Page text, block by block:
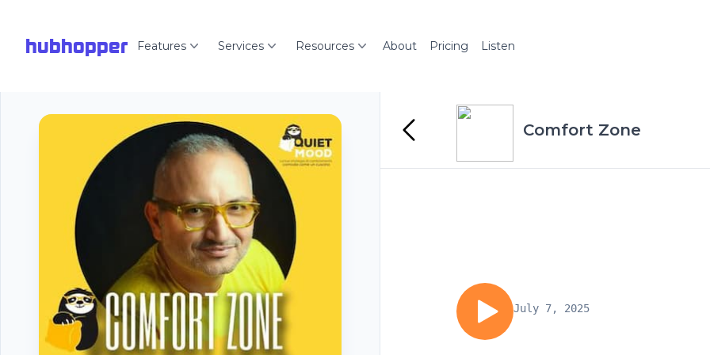
hubhopper Features Services Resources About Pricing Listen
Comfort Zone
July 7, 2025